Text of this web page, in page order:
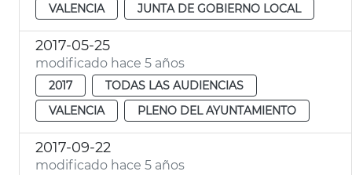
VALENCIA
JUNTA DE GOBIERNO LOCAL
2017-05-25
modificado hace 5 años
2017
TODAS LAS AUDIENCIAS
VALENCIA
PLENO DEL AYUNTAMIENTO
2017-09-22
modificado hace 5 años